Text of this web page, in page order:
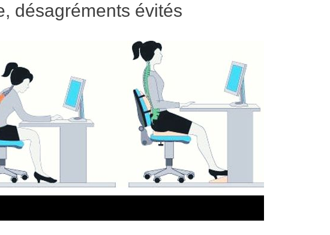
désagréments évités